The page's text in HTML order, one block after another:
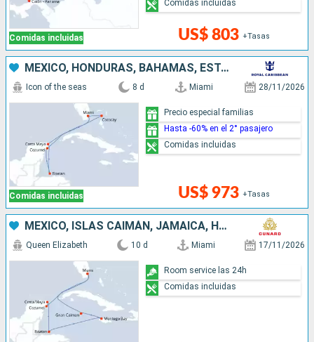
Comidas incluidas US$ 803 +Tasas
Comidas incluidas
MÉXICO, HONDURAS, BAHAMAS, ESTADOS UNIDOS
Comidas incluidas
Icon of the seas 8 d Miami 28/11/2026
US$ 973 +Tasas
Precio especial familias
Hasta -60% en el 2° pasajero
Comidas incluidas
MÉXICO, ISLAS CAIMÁN, JAMAICA, HONDURAS, ESTADOS UNIDOS
Queen Elizabeth 10 d Miami 17/11/2026
Room service las 24h
Comidas incluidas